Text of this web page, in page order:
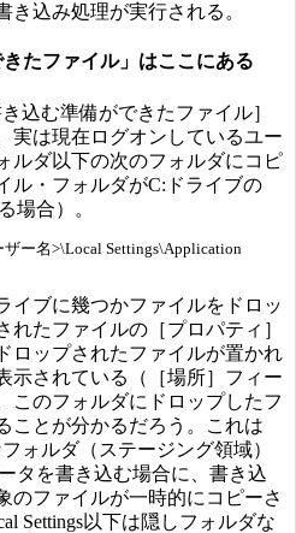
き込み処理が実行される。
たファイル」はここにある
込む準備ができたファイル］
実は現在ログオンしているユー
ルダ以下の次のフォルダにコピ
ル・フォルダがC:ドライブの
場合）。
ザー名>\Local Settings\Application
イブに幾つかファイルをドロッ
れたファイルの［プロパティ］
ロップされたファイルが置かれ
示されている（［場所］フィー
このフォルダにドロップしたフ
ことが分かるだろう。これは
ォルダ（ステージング領域）
タを書き込む場合に、書き込
のファイルが一時的にコピーさ
Settings以下は隠しフォルダな